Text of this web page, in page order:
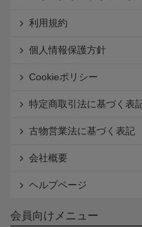
利用規約
個人情報保護方針
Cookieポリシー
特定商取引法に基づく表
古物営業法に基づく表記
会社概要
ヘルプページ
会員向けメニュー